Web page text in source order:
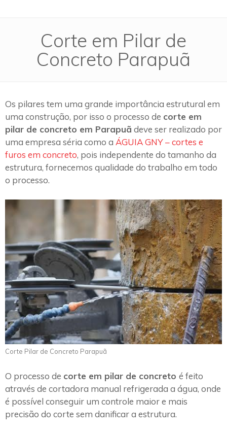
Corte em Pilar de
Concreto Parapuã
Os pilares tem uma grande importância estrutural em
uma construção, por isso o processo de corte em
pilar de concreto em Parapuã deve ser realizado por
uma empresa séria como a ÁGUIA GNY – cortes e
furos em concreto, pois independente do tamanho da
estrutura, fornecemos qualidade do trabalho em todo
o processo.
Corte Pilar de Concreto Parapuã
O processo de corte em pilar de concreto é feito
através de cortadora manual refrigerada a água, onde
é possível conseguir um controle maior e mais
precisão do corte sem danificar a estrutura.